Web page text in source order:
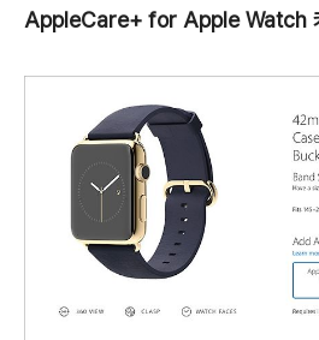
AppleCare+ for Apple Watch